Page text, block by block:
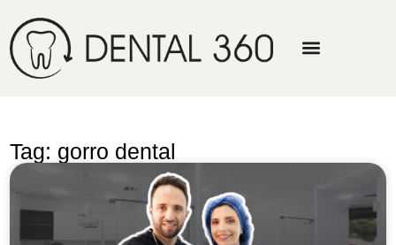
Tag: gorro dental